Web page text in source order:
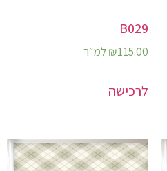
B029
₪115.00 למ״ר
לרכישה